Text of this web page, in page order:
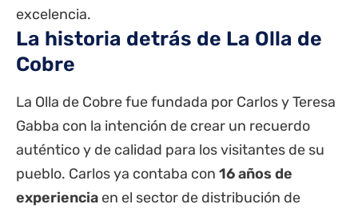
excelencia.
La historia detrás de La Olla de
Cobre
La Olla de Cobre fue fundada por Carlos y Teresa
Gabba con la intención de crear un recuerdo
auténtico y de calidad para los visitantes de su
pueblo. Carlos ya contaba con 16 años de
experiencia en el sector de distribución de